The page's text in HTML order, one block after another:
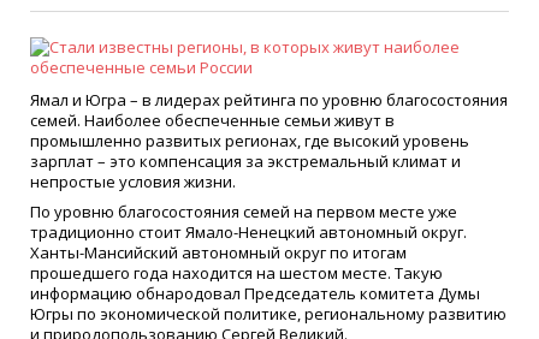
Ямал и Югра – в лидерах рейтинга по уровню благосостояния
семей. Наиболее обеспеченные семьи живут в
промышленно развитых регионах, где высокий уровень
зарплат – это компенсация за экстремальный климат и
непростые условия жизни.
По уровню благосостояния семей на первом месте уже
традиционно стоит Ямало-Ненецкий автономный округ.
Ханты-Мансийский автономный округ по итогам
прошедшего года находится на шестом месте. Такую
информацию обнародовал Председатель комитета Думы
Югры по экономической политике, региональному развитию
и природопользованию Сергей Великий.